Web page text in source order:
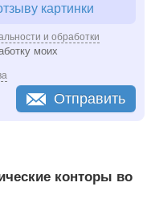
картинки
и обработки
моих
Отправить
конторы во